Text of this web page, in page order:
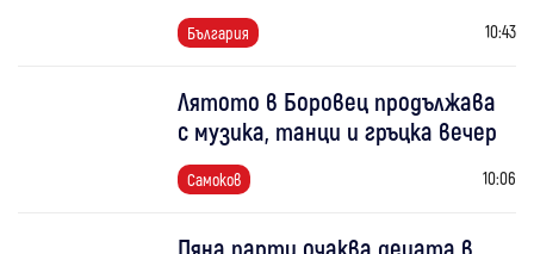
България 10:43
Лятото в Боровец продължава
с музика, танци и гръцка вечер
Самоков 10:06
Пяна парти очаква децата в